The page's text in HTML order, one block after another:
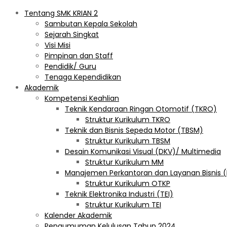
Tentang SMK KRIAN 2
Sambutan Kepala Sekolah
Sejarah Singkat
Visi Misi
Pimpinan dan Staff
Pendidik/ Guru
Tenaga Kependidikan
Akademik
Kompetensi Keahlian
Teknik Kendaraan Ringan Otomotif (TKRO)
Struktur Kurikulum TKRO
Teknik dan Bisnis Sepeda Motor (TBSM)
Struktur Kurikulum TBSM
Desain Komunikasi Visual (DKV)/ Multimedia
Struktur Kurikulum MM
Manajemen Perkantoran dan Layanan Bisnis
Struktur Kurikulum OTKP
Teknik Elektronika Industri (TEI)
Struktur Kurikulum TEI
Kalender Akademik